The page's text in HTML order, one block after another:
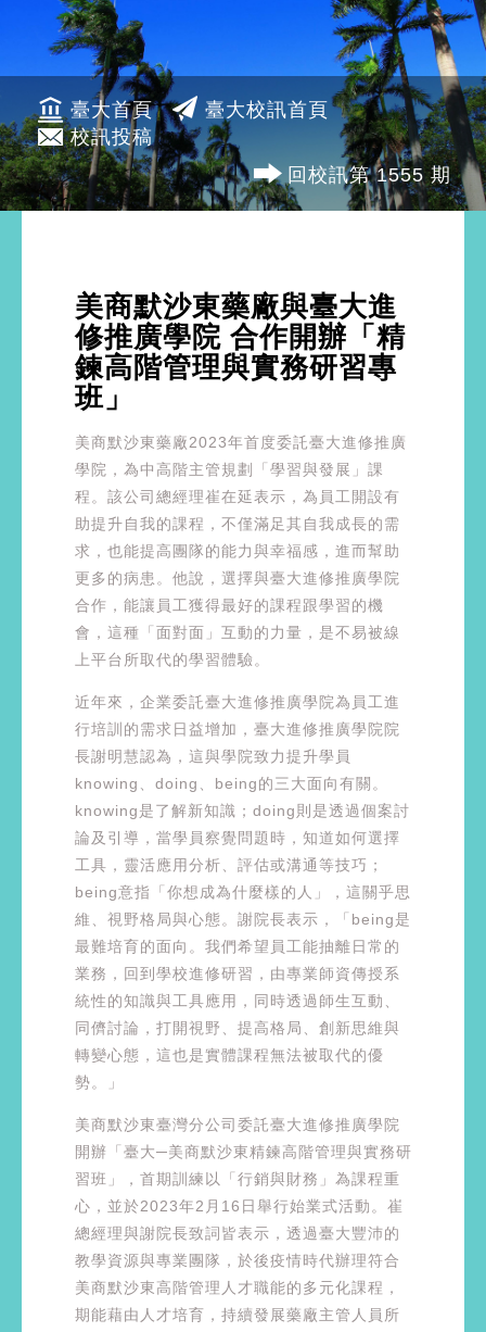
臺大首頁
臺大校訊首頁
校訊投稿
回校訊第 1555 期
美商默沙東藥廠與臺大進
修推廣學院 合作開辦「精
鍊高階管理與實務研習專
班」
美商默沙東藥廠2023年首度委託臺大進修推廣
學院，為中高階主管規劃「學習與發展」課
程。該公司總經理崔在延表示，為員工開設有
助提升自我的課程，不僅滿足其自我成長的需
求，也能提高團隊的能力與幸福感，進而幫助
更多的病患。他說，選擇與臺大進修推廣學院
合作，能讓員工獲得最好的課程跟學習的機
會，這種「面對面」互動的力量，是不易被線
上平台所取代的學習體驗。
近年來，企業委託臺大進修推廣學院為員工進
行培訓的需求日益增加，臺大進修推廣學院院
長謝明慧認為，這與學院致力提升學員
knowing、doing、being的三大面向有關。
knowing是了解新知識；doing則是透過個案討
論及引導，當學員察覺問題時，知道如何選擇
工具，靈活應用分析、評估或溝通等技巧；
being意指「你想成為什麼樣的人」，這關乎思
維、視野格局與心態。謝院長表示，「being是
最難培育的面向。我們希望員工能抽離日常的
業務，回到學校進修研習，由專業師資傳授系
統性的知識與工具應用，同時透過師生互動、
同儕討論，打開視野、提高格局、創新思維與
轉變心態，這也是實體課程無法被取代的優
勢。」
美商默沙東臺灣分公司委託臺大進修推廣學院
開辦「臺大─美商默沙東精鍊高階管理與實務研
習班」，首期訓練以「行銷與財務」為課程重
心，並於2023年2月16日舉行始業式活動。崔
總經理與謝院長致詞皆表示，透過臺大豐沛的
教學資源與專業團隊，於後疫情時代辦理符合
美商默沙東高階管理人才職能的多元化課程，
期能藉由人才培育，持續發展藥廠主管人員所